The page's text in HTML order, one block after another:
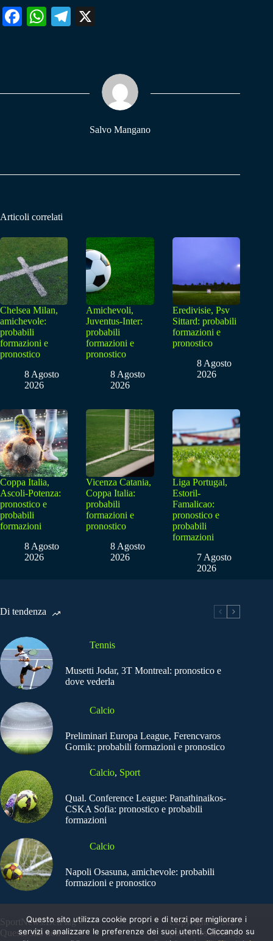
Fa W
pp
Te
m
Salvo Mangano
Articoli correlati
Chelsea Milan,
amichevole:
probabili
formazioni e
pronostico
8 Agosto
2026
Amichevoli,
Juventus-Inter:
probabili
formazioni e
pronostico
8 Agosto
2026
Eredivisie, Psv
Sittard: probabili
formazioni e
pronostico
8 Agosto
2026
Coppa Italia,
Ascoli-Potenza:
pronostico e
probabili
formazioni
8 Agosto
2026
Vicenza Catania,
Coppa Italia:
probabili
formazioni e
pronostico
8 Agosto
2026
Liga Portugal,
Estoril-
Famalicao:
pronostico e
probabili
formazioni
7 Agosto
2026
Di tendenza
Tennis
Musetti Jodar, 3T Montreal: pronostico e
dove vederla
Calcio
Preliminari Europa League, Ferencvaros
Gornik: probabili formazioni e pronostico
Calcio, Sport
Qual. Conference League: Panathinaikos-
CSKA Sofia: pronostico e probabili
formazioni
Calcio
Napoli Osasuna, amichevole: probabili
formazioni e pronostico
SportNews.BetFlag -
Questo sito non
Copyright © 2025
SportNews BetFlag
Questo sito utilizza cookie propri e di terzi per migliorare i
servizi e analizzare le preferenze dei suoi utenti. Cliccando su